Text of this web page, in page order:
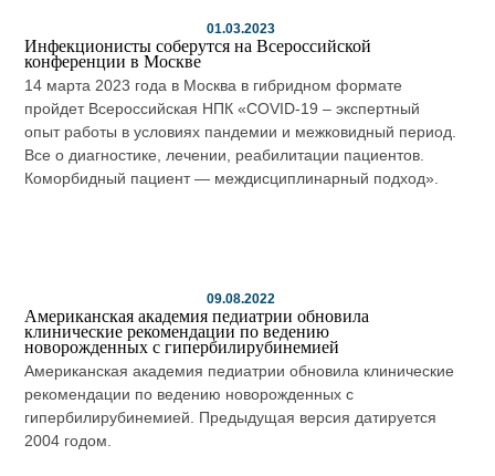
01.03.2023
Инфекционисты соберутся на Всероссийской
конференции в Москве
14 марта 2023 года в Москва в гибридном формате
пройдет Всероссийская НПК «COVID-19 – экспертный
опыт работы в условиях пандемии и межковидный период.
Все о диагностике, лечении, реабилитации пациентов.
Коморбидный пациент — междисциплинарный подход».
09.08.2022
Американская академия педиатрии обновила
клинические рекомендации по ведению
новорожденных с гипербилирубинемией
Американская академия педиатрии обновила клинические
рекомендации по ведению новорожденных с
гипербилирубинемией. Предыдущая версия датируется
2004 годом.